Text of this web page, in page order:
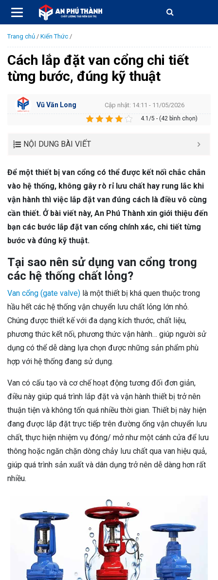
Trang chủ / Kiến Thức /
Cách lắp đặt van cổng chi tiết
từng bước, đúng kỹ thuật
Vũ Văn Long Cập nhật: 14:11 - 11/05/2026
4.1/5 - (42 bình chọn)
NỘI DUNG BÀI VIẾT
Để một thiết bị van cổng có thể được kết nối chắc chắn
vào hệ thống, không gây rò rỉ lưu chất hay rung lắc khi
vận hành thì việc lắp đặt van đúng cách là điều vô cùng
cần thiết. Ở bài viết này, An Phú Thành xin giới thiệu đến
bạn các bước lắp đặt van cổng chính xác, chi tiết từng
bước và đúng kỹ thuật.
Tại sao nên sử dụng van cổng trong
các hệ thống chất lỏng?
Van cổng (gate valve) là một thiết bị khá quen thuộc trong
hầu hết các hệ thống vận chuyển lưu chất lỏng lớn nhỏ.
Chúng được thiết kế với đa dạng kích thước, chất liệu,
phương thức kết nối, phương thức vận hành… giúp người sử
dụng có thể dễ dàng lựa chọn được những sản phẩm phù
hợp với hệ thống đang sử dụng.
Van có cấu tạo và cơ chế hoạt động tương đối đơn giản,
điều này giúp quá trình lắp đặt và vận hành thiết bị trở nên
thuận tiện và không tốn quá nhiều thời gian. Thiết bị này hiện
đang được lắp đặt trực tiếp trên đường ống vận chuyển lưu
chất, thực hiện nhiệm vụ đóng/ mở như một cánh cửa để lưu
thông hoặc ngăn chặn dòng chảy lưu chất qua van hiệu quả,
giúp quá trình sản xuất và dân dụng trở nên dễ dàng hơn rất
nhiều.